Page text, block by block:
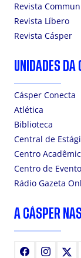
Revista
Revista Líbero
Revista Cásper
UNIDADES DA
Cásper Conecta
Atlética
Biblioteca
Central de
Centro
Centro de
Rádio Gazeta
A CÁSPER
Facebook